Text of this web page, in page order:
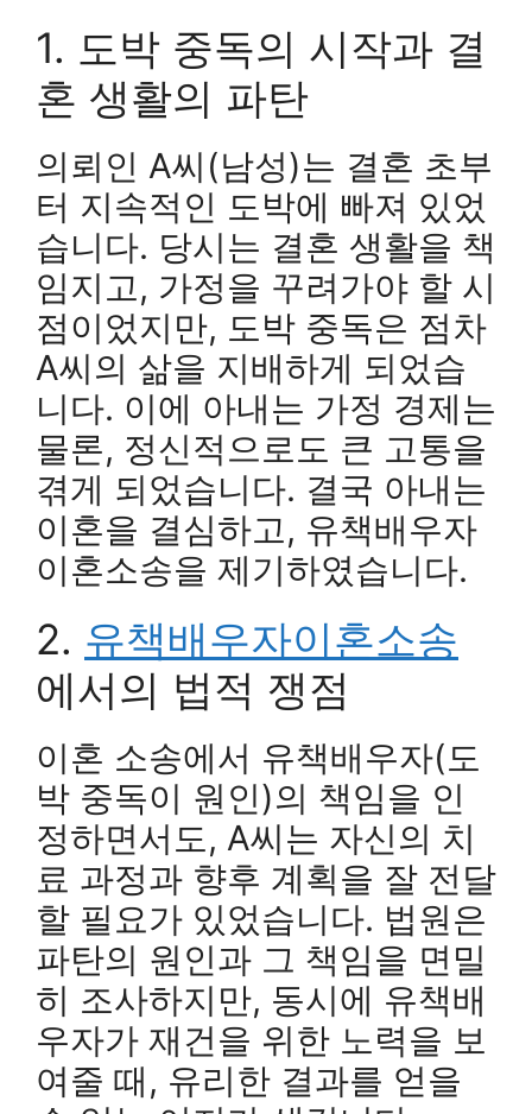
1. 도박 중독의 시작과 결
혼 생활의 파탄
의뢰인 A씨(남성)는 결혼 초부
터 지속적인 도박에 빠져 있었
습니다. 당시는 결혼 생활을 책
임지고, 가정을 꾸려가야 할 시
점이었지만, 도박 중독은 점차
A씨의 삶을 지배하게 되었습
니다. 이에 아내는 가정 경제는
물론, 정신적으로도 큰 고통을
겪게 되었습니다. 결국 아내는
이혼을 결심하고, 유책배우자
이혼소송을 제기하였습니다.
2. 유책배우자이혼소송
에서의 법적 쟁점
이혼 소송에서 유책배우자(도
박 중독이 원인)의 책임을 인
정하면서도, A씨는 자신의 치
료 과정과 향후 계획을 잘 전달
할 필요가 있었습니다. 법원은
파탄의 원인과 그 책임을 면밀
히 조사하지만, 동시에 유책배
우자가 재건을 위한 노력을 보
여줄 때, 유리한 결과를 얻을